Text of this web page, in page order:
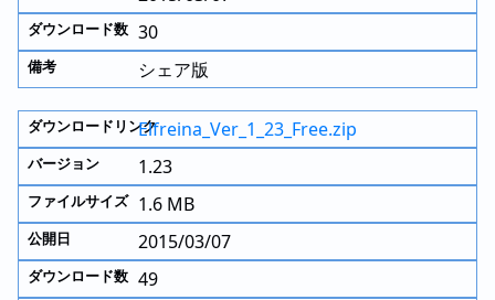
30
シェア版
Elfreina_Ver_1_23_Free.zip
1.23
1.6 MB
2015/03/07
49